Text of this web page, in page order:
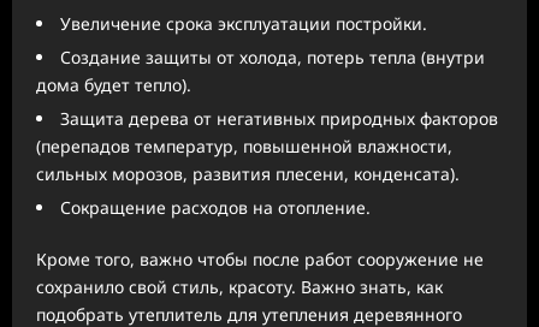
Увеличение срока эксплуатации постройки.
Создание защиты от холода, потерь тепла (внутри
дома будет тепло).
Защита дерева от негативных природных факторов
(перепадов температур, повышенной влажности,
сильных морозов, развития плесени, конденсата).
Сокращение расходов на отопление.
Кроме того, важно чтобы после работ сооружение не
сохранило свой стиль, красоту. Важно знать, как
подобрать утеплитель для утепления деревянного